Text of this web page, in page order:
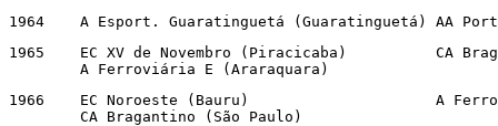
1964	A Esport.
1965	EC XV de Novembro (Piracicaba)		CA Bragantino (Bragança Paulista)
	A Ferroviária E (Araraquara)
1966	EC Noroeste (Bauru)			A Ferroviária E (Araraquara)
	CA Bragantino (São Paulo)